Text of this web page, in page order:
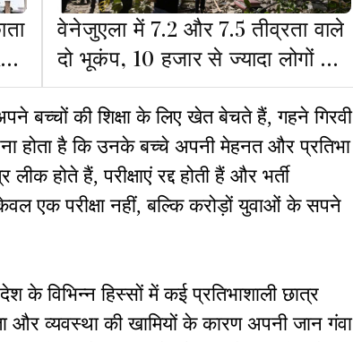
वेनेजुएला में 7.2 और 7.5 तीव्रता वाले
दो भूकंप, 10 हजार से ज्यादा लोगों के
मारे जाने की आशंका
बच्चों की शिक्षा के लिए खेत बेचते हैं, गहने गिरवी
है कि उनके बच्चे अपनी मेहनत और प्रतिभा
होते हैं, परीक्षाएं रद्द होती हैं और भर्ती
एक परीक्षा नहीं, बल्कि करोड़ों युवाओं के सपने
के विभिन्न हिस्सों में कई प्रतिभाशाली छात्र
और व्यवस्था की खामियों के कारण अपनी जान गंवा